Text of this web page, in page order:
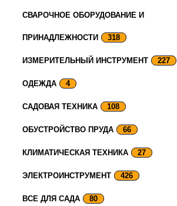
СВАРОЧНОЕ ОБОРУДОВАНИЕ И
ПРИНАДЛЕЖНОСТИ 318
ИЗМЕРИТЕЛЬНЫЙ ИНСТРУМЕНТ 227
ОДЕЖДА 4
САДОВАЯ ТЕХНИКА 108
ОБУСТРОЙСТВО ПРУДА 66
КЛИМАТИЧЕСКАЯ ТЕХНИКА 27
ЭЛЕКТРОИНСТРУМЕНТ 426
ВСЕ ДЛЯ САДА 80